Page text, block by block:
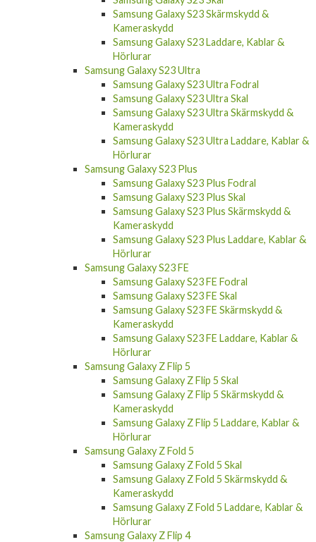
Samsung Galaxy S23 Skärmskydd &
Kameraskydd
Samsung Galaxy S23 Laddare, Kablar &
Hörlurar
Samsung Galaxy S23 Ultra
Samsung Galaxy S23 Ultra Fodral
Samsung Galaxy S23 Ultra Skal
Samsung Galaxy S23 Ultra Skärmskydd &
Kameraskydd
Samsung Galaxy S23 Ultra Laddare, Kablar &
Hörlurar
Samsung Galaxy S23 Plus
Samsung Galaxy S23 Plus Fodral
Samsung Galaxy S23 Plus Skal
Samsung Galaxy S23 Plus Skärmskydd &
Kameraskydd
Samsung Galaxy S23 Plus Laddare, Kablar &
Hörlurar
Samsung Galaxy S23 FE
Samsung Galaxy S23 FE Fodral
Samsung Galaxy S23 FE Skal
Samsung Galaxy S23 FE Skärmskydd &
Kameraskydd
Samsung Galaxy S23 FE Laddare, Kablar &
Hörlurar
Samsung Galaxy Z Flip 5
Samsung Galaxy Z Flip 5 Skal
Samsung Galaxy Z Flip 5 Skärmskydd &
Kameraskydd
Samsung Galaxy Z Flip 5 Laddare, Kablar &
Hörlurar
Samsung Galaxy Z Fold 5
Samsung Galaxy Z Fold 5 Skal
Samsung Galaxy Z Fold 5 Skärmskydd &
Kameraskydd
Samsung Galaxy Z Fold 5 Laddare, Kablar &
Hörlurar
Samsung Galaxy Z Flip 4